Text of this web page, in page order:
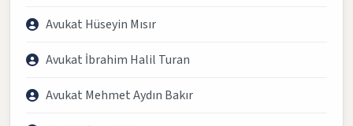
Avukat Hüseyin Mısır
Avukat İbrahim Halil Turan
Avukat Mehmet Aydın Bakır